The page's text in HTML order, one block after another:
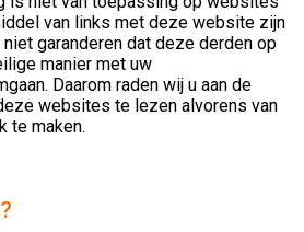
van links met deze website zijn
niet garanderen dat deze derden op
manier met uw
Daarom raden wij u aan de
websites te lezen alvorens van
te maken.